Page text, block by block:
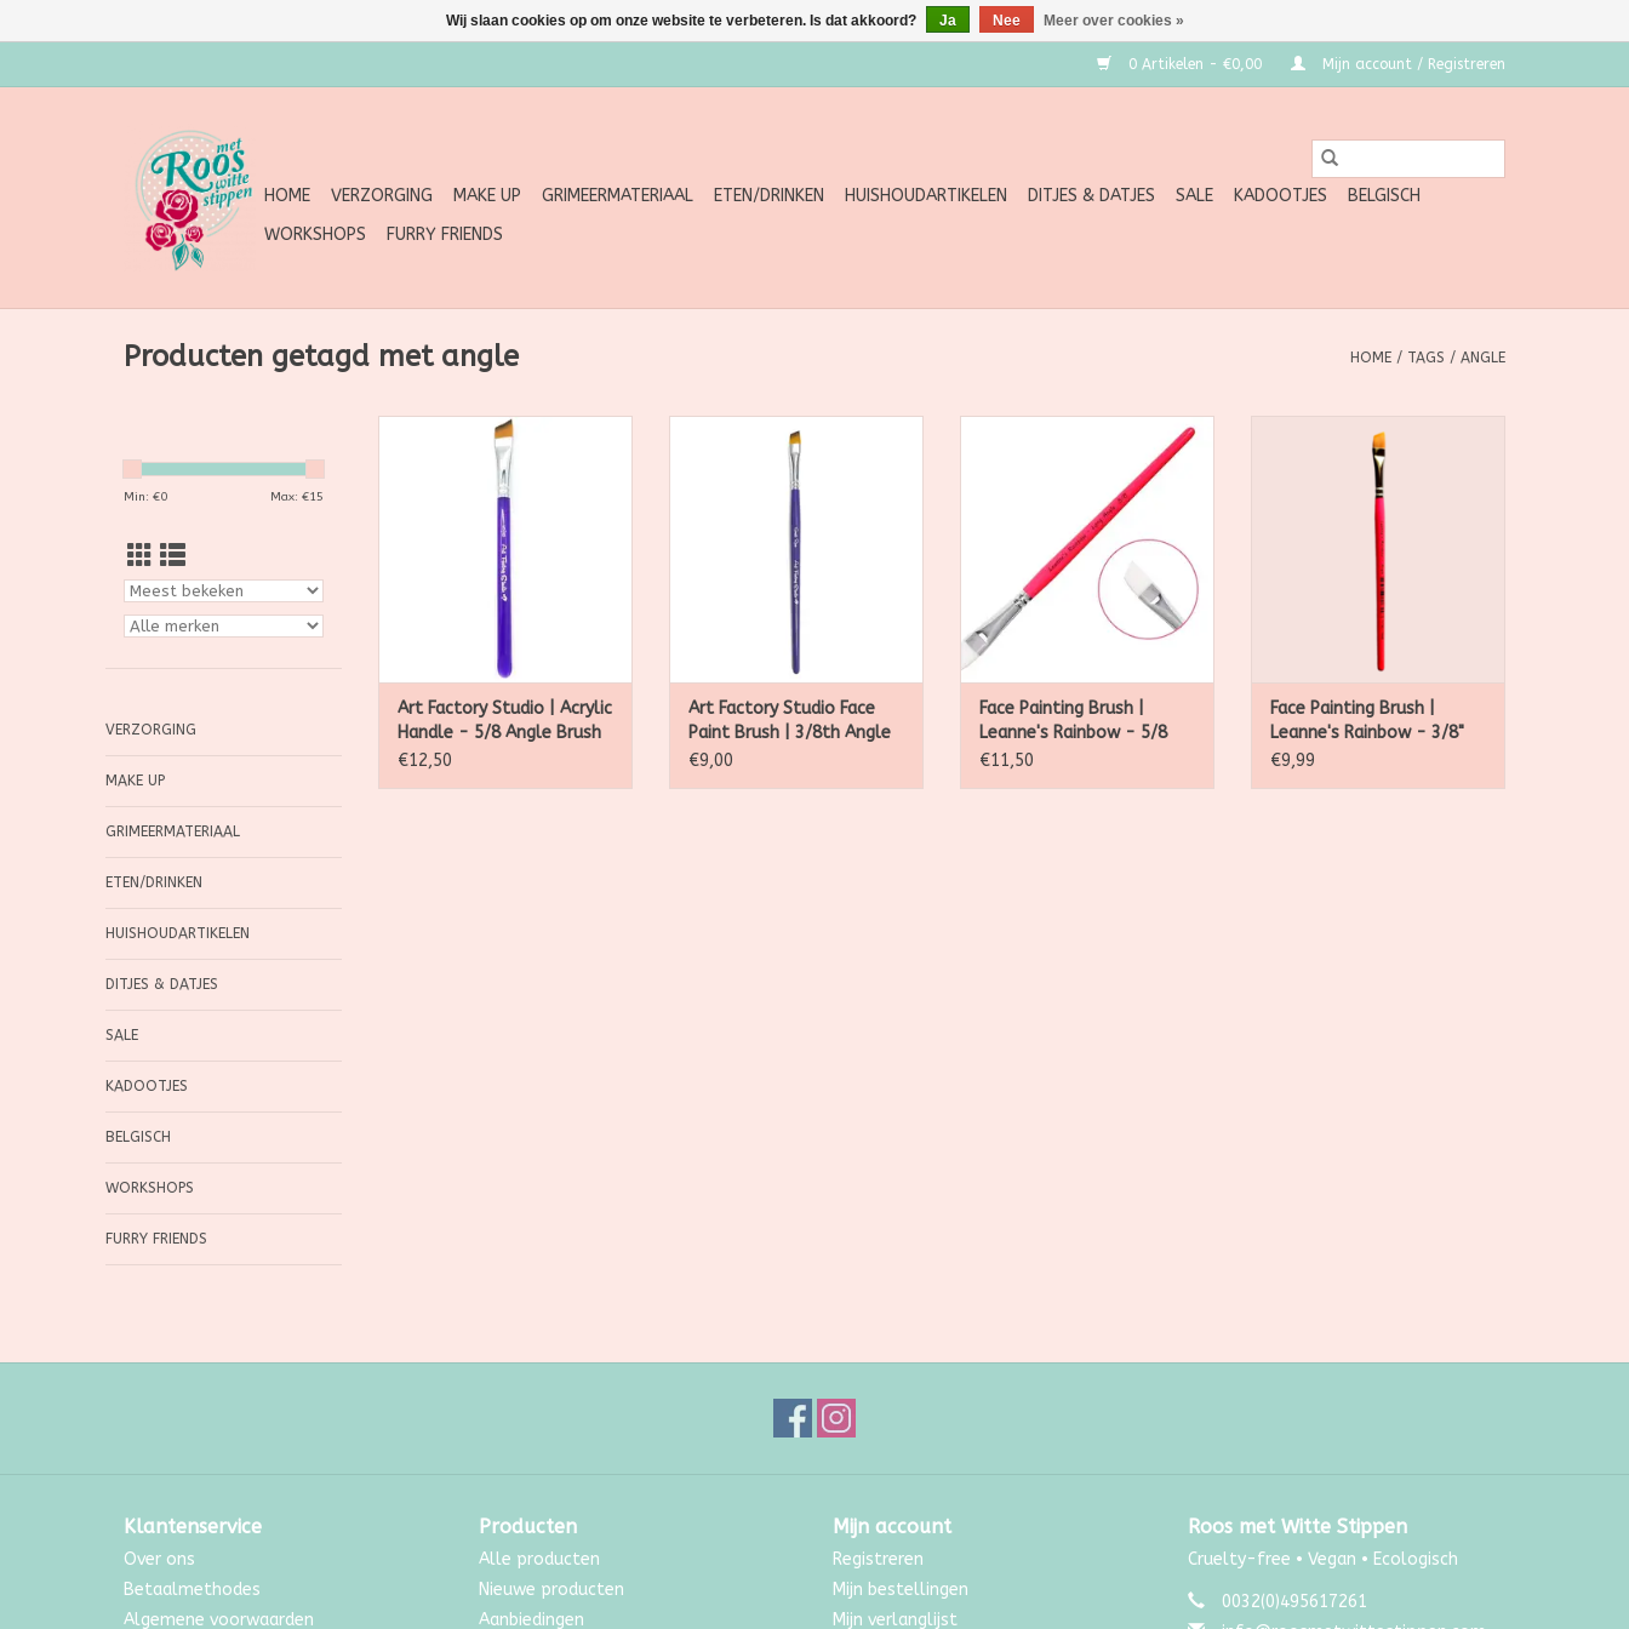
0 Artikelen - €0,00 Mijn account / Registreren
HOME VERZORGING MAKE UP GRIMEERMATERIAAL ETEN/DRINKEN HUISHOUDARTIKELEN DITJES & DATJES SALE KADOOTJES
BELGISCH
WORKSHOPS
FURRY FRIENDS
Producten getagd met angle HOME / TAGS / ANGLE
Min: €0 Max: €15
VERZORGING
MAKE UP
GRIMEERMATERIAAL
ETEN/DRINKEN
HUISHOUDARTIKELEN
DITJES & DATJES
SALE
KADOOTJES
BELGISCH
WORKSHOPS
FURRY FRIENDS
Art Factory Studio Acrylic
Handle 5/8" Angle penseel:
vegan schminkpenseel voor
rozen, vlinders en one-stroke
designs. Korte nylon haren,
duurzaam acrylhandvat.
TOEVOEGEN AAN WINKELWAGEN
Art Factory Studio | Acrylic
Handle - 5/8 Angle Brush
€12,50
Art Factory Studio 3/8" Angle
Small Rose penseel: vegan
schminkpenseel voor kleine rozen
en daggarstreken. Nylon haren,
paars houten handvat.
TOEVOEGEN AAN WINKELWAGEN
Art Factory Studio Face
Paint Brush | 3/8th Angle
Brush - Small Rose
€9,00
Leanne's Rainbow Long Angle
schminkpenseel voor one-stroke
designs, rozen en bladeren.
Witte synthetische haren,
houten handvat.
TOEVOEGEN AAN WINKELWAGEN
Face Painting Brush |
Leanne's Rainbow - 5/8
Long Angle
€11,50
Leanne's Rainbow 3/8" Angle
penseel: vegan schminkpenseel
voor scallops, roosblaadjes en
tijgerstrepen. Gouden
synthetische haren, houten
handvat.
TOEVOEGEN AAN WINKELWAGEN
Face Painting Brush |
Leanne's Rainbow - 3/8"
Angle
€9,99
Klantenservice
Over ons
Betaalmethodes
Algemene voorwaarden
Producten
Alle producten
Nieuwe producten
Aanbiedingen
Mijn account
Registreren
Mijn bestellingen
Mijn verlanglijst
Roos met Witte Stippen
Cruelty-free • Vegan • Ecologisch
0032(0)495617261
Wij slaan cookies op om onze website te verbeteren. Is dat akkoord? Ja Nee Meer over cookies »